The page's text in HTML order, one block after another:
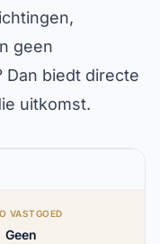
geen
Dan biedt directe
uitkomst.
VASTGOED
Geen